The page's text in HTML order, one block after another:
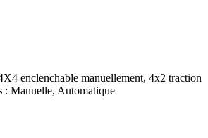
enclenchable manuellement, 4x2 traction
: Manuelle, Automatique